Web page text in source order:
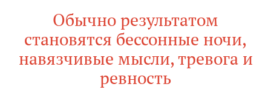
Обычно результатом
становятся бессонные ночи,
навязчивые мысли, тревога и
ревность